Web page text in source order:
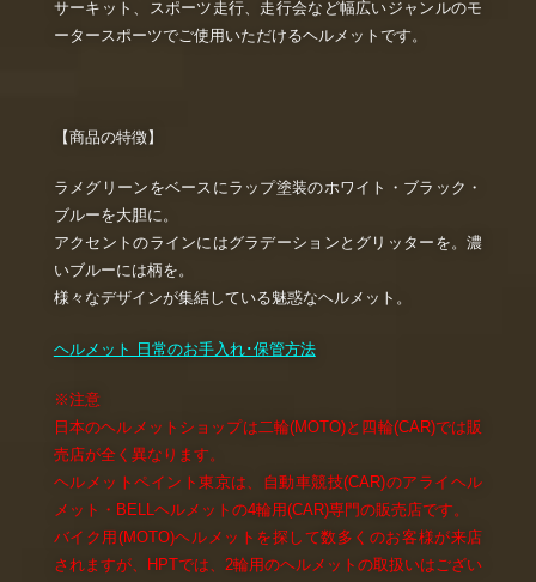
サーキット、スポーツ走行、走行会など幅広いジャンルのモ
ータースポーツでご使用いただけるヘルメットです。
【商品の特徴】
ラメグリーンをベースにラップ塗装のホワイト・ブラック・
ブルーを大胆に。
アクセントのラインにはグラデーションとグリッターを。濃
いブルーには柄を。
様々なデザインが集結している魅惑なヘルメット。
ヘルメット 日常のお手入れ･保管方法
※注意
日本のヘルメットショップは二輪(MOTO)と四輪(CAR)では販
売店が全く異なります。
ヘルメットペイント東京は、自動車競技(CAR)のアライヘル
メット・BELLヘルメットの4輪用(CAR)専門の販売店です。
バイク用(MOTO)ヘルメットを探して数多くのお客様が来店
されますが、HPTでは、2輪用のヘルメットの取扱いはござい